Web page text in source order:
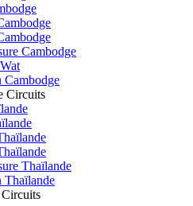
Cambodge
Thaïlande
Thaïlande